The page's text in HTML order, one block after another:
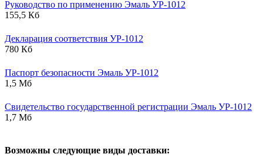
Руководство по применению Эмаль УР-1012
155,5 Кб
Декларация соответствия УР-1012
780 Кб
Паспорт безопасности Эмаль УР-1012
1,5 Мб
Свидетельство государственной регистрации Эмаль УР-1012
1,7 Мб
Возможны следующие виды доставки: